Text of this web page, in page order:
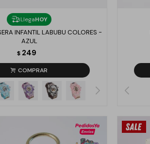
LlegaHOY
INFANTIL LABUBU COLORES -
AZUL
$ 249